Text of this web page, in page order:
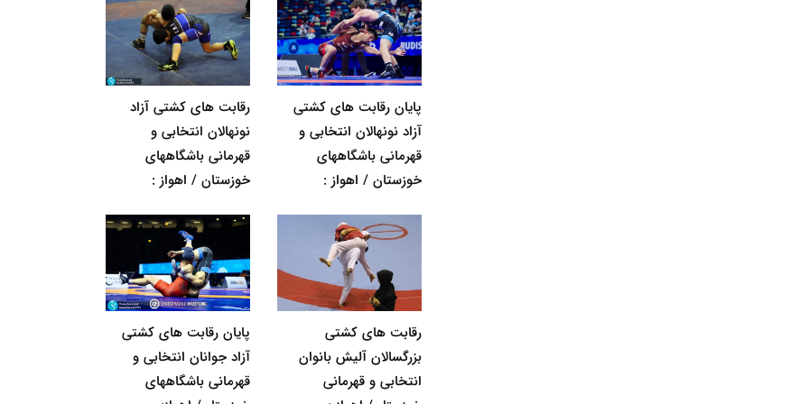
پایان رقابت های کشتی
آزاد نونهالان انتخابی و
قهرمانی باشگاههای
خوزستان / اهواز :
رقابت های کشتی آزاد
نونهالان انتخابی و
قهرمانی باشگاههای
خوزستان / اهواز :
رقابت های کشتی
بزرگسالان آلیش بانوان
انتخابی و قهرمانی
پایان رقابت های کشتی
آزاد جوانان انتخابی و
قهرمانی باشگاههای